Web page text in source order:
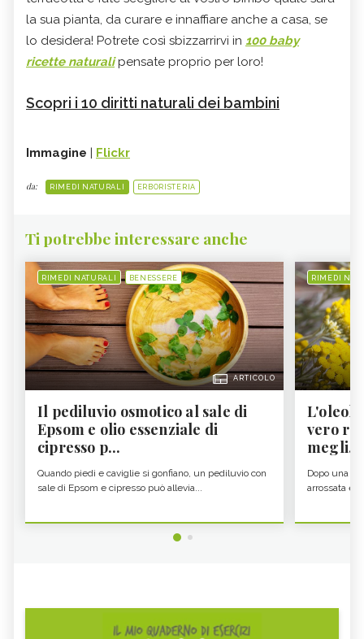
la sua pianta, da curare e innaffiare anche a casa, se
lo desidera! Potrete così sbizzarrirvi in 100 baby
ricette naturali pensate proprio per loro!
Scopri i 10 diritti naturali dei bambini
Immagine | Flickr
da: RIMEDI NATURALI ERBORISTERIA
Ti potrebbe interessare anche
RIMEDI NATURALI BENESSERE
ARTICOLO
Il pediluvio osmotico al sale di
Epsom e olio essenziale di
cipresso p...
Quando piedi e caviglie si gonfiano, un pediluvio con
sale di Epsom e cipresso può allevia...
RIMEDI
vero re
megli...
Dopo una
arrossata e